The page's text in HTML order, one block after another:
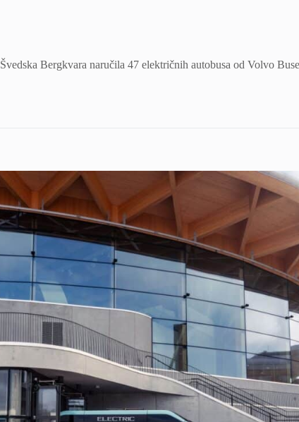
Švedska Bergkvara naručila 47 električnih autobusa od Volvo